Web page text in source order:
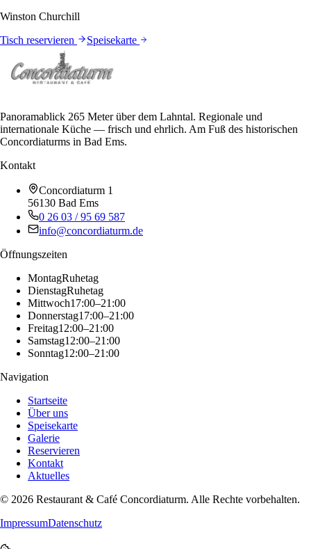
Winston Churchill
Tisch reservieren
Speisekarte
Panoramablick 265 Meter über dem Lahntal. Regionale und
internationale Küche — frisch und ehrlich. Am Fuß des historischen
Concordiaturms in Bad Ems.
Kontakt
Concordiaturm 1
56130 Bad Ems
0 26 03 / 95 69 587
info@concordiaturm.de
Öffnungszeiten
MontagRuhetag
DienstagRuhetag
Mittwoch17:00–21:00
Donnerstag17:00–21:00
Freitag12:00–21:00
Samstag12:00–21:00
Sonntag12:00–21:00
Navigation
Startseite
Über uns
Speisekarte
Galerie
Reservieren
Kontakt
Aktuelles
© 2026 Restaurant & Café Concordiaturm. Alle Rechte vorbehalten.
ImpressumDatenschutz